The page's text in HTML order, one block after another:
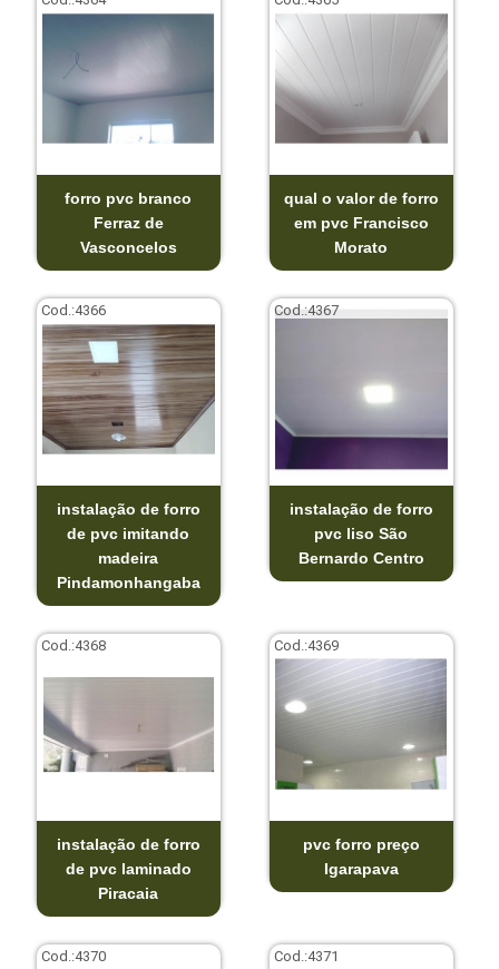
forro pvc branco
Ferraz de
Vasconcelos
qual o valor de forro
em pvc Francisco
Morato
Cod.:4366
instalação de forro
de pvc imitando
madeira
Pindamonhangaba
Cod.:4367
instalação de forro
pvc liso São
Bernardo Centro
Cod.:4368
instalação de forro
de pvc laminado
Piracaia
Cod.:4369
pvc forro preço
Igarapava
Cod.:4370 Cod.:4371